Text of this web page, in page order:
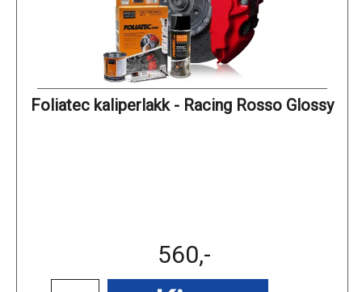
Foliatec kaliperlakk - Racing Rosso Glossy
560,-